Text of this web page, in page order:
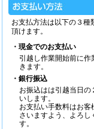
お支払方法は以下の３種
頂けます。
・現金でのお支払い
引越し作業開始前に作
きます。
・銀行振込
お振込はは引越当日の
いします。
お支払い手数料はお客
さいますよう、よろし
す。